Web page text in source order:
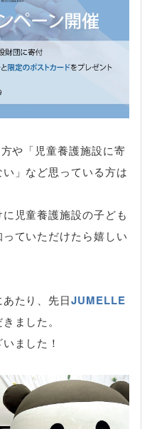
や「児童養護施設に寄
」など思っている方は
児童養護施設の子ども
ていただけたら嬉しい
たり、先日JUMELLE
ました。
ました！